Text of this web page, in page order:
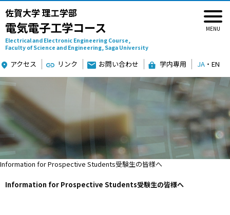
佐賀大学 理工学部
電気電子工学コース
Electrical and Electronic Engineering Course,
Faculty of Science and Engineering, Saga University
アクセス リンク お問い合わせ 学内専用 JA ・ EN
Information for Prospective Students受験生の皆様へ
Information for Prospective Students受験生の皆様へ